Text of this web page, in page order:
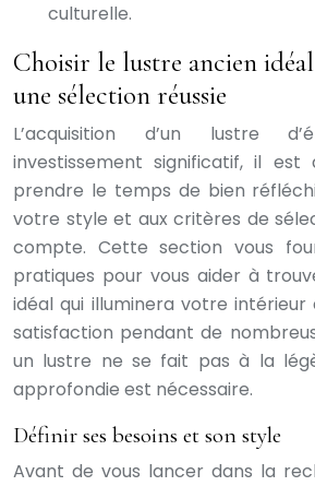
culturelle.
Choisir le lustre ancien
une sélection réussie
L’acquisition d’un lustre
investissement significatif, il est
prendre le temps de bien
votre style et aux critères de
compte. Cette section vous
pratiques pour vous aider à
idéal qui illuminera votre
satisfaction pendant de
un lustre ne se fait pas à la
approfondie est nécessaire.
Définir ses besoins et son style
Avant de vous lancer dans la